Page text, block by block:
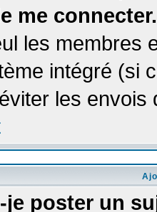
me connecter.
les membres
intégré (si
les
je poster un